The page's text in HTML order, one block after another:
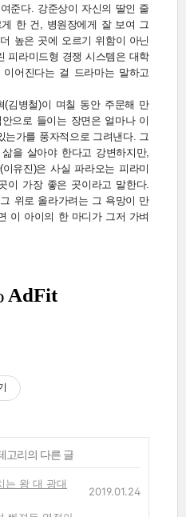
준다. 강준상이 자신의 딸인 줄
한 건, 병원장에게 잘 보여 그
높은 곳에 오르기 위함이 아닌
피라미드형 경쟁 시스템은 대학
어진다는 걸 드라마는 말하고
(김병철)이 며칠 동안 주문해 만
으로 들이는 장면은 얼마나 이
는가를 풍자적으로 그려낸다. 그
을 살아야 한다고 강변하지만,
유진)은 사실 파라오는 피라미
이 가장 좋은 곳이라고 말한다.
위로 올라가려는 그 욕망이 만
이 아이의 한 마디가 그저 가벼
고리의 다른 글
는 왕 대 광대
2019.01.24